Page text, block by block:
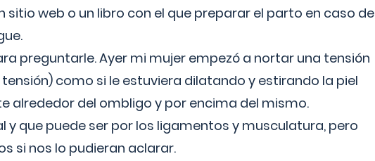
web o un libro con el que preparar el parto en caso de
preguntarle. Ayer mi mujer empezó a nortar una tensión
como si le estuviera dilatando y estirando la piel
alrededor del ombligo y por encima del mismo.
y que puede ser por los ligamentos y musculatura, pero
si nos lo pudieran aclarar.